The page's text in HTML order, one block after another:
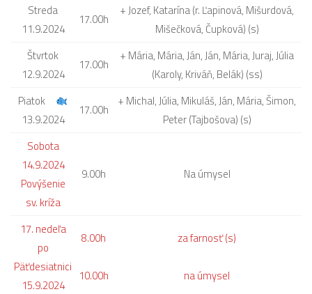
Streda
11.9.2024
17.00h
+ Jozef, Katarína (r. Ľapinová, Mišurdová,
Mišečková, Čupková) (s)
Štvrtok
12.9.2024
17.00h
+ Mária, Mária, Ján, Ján, Mária, Juraj, Júlia
(Karoly, Kriváň, Belák) (ss)
Piatok
13.9.2024
17.00h
+ Michal, Júlia, Mikuláš, Ján, Mária, Šimon,
Peter (Tajbošova) (s)
Sobota
14.9.2024
Povýšenie
sv. kríža
9.00h Na úmysel
17. nedeľa
po
Päťdesiatnici
15.9.2024
8.00h
10.00h
za farnosť (s)
na úmysel